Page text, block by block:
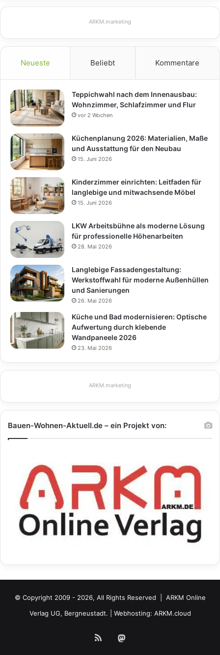
ARKM.marketing
Neueste Beliebt Kommentare
Teppichwahl nach dem Innenausbau:
Wohnzimmer, Schlafzimmer und Flur
vor 2 Wochen
Küchenplanung 2026: Materialien, Maße
und Ausstattung für den Neubau
15. Juni 2026
Kinderzimmer einrichten: Leitfaden für
langlebige und mitwachsende Möbel
15. Juni 2026
LKW Arbeitsbühne als moderne Lösung
für professionelle Höhenarbeiten
28. Mai 2026
Langlebige Fassadengestaltung:
Werkstoffwahl für moderne Außenhüllen
und Sanierungen
26. Mai 2026
Küche und Bad modernisieren: Optische
Aufwertung durch klebende
Wandpaneele 2026
23. Mai 2026
ARKM.marketing
Bauen-Wohnen-Aktuell.de – ein Projekt von:
© Copyright 2009 - 2026, All Rights Reserved | ARKM Online
Verlag UG, Bergneustadt. | Webhosting: ARKM.cloud
RSS